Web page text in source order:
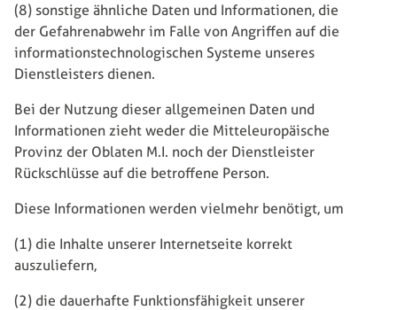
(8) sonstige ähnliche Daten und Informationen, die
der Gefahrenabwehr im Falle von Angriffen auf die
informationstechnologischen Systeme unseres
Dienstleisters dienen.
Bei der Nutzung dieser allgemeinen Daten und
Informationen zieht weder die Mitteleuropäische
Provinz der Oblaten M.I. noch der Dienstleister
Rückschlüsse auf die betroffene Person.
Diese Informationen werden vielmehr benötigt, um
(1) die Inhalte unserer Internetseite korrekt
auszuliefern,
(2) die dauerhafte Funktionsfähigkeit unserer